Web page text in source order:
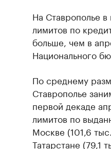
На Ставрополье
лимитов по
больше, чем в
Национального
По среднему
Ставрополье
первой декаде
лимитов по
Москве (101,6
Татарстане (79,1